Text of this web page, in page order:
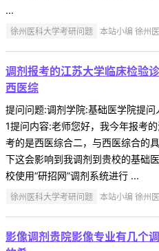
...
徐州医科大学考研问题 本站小编 徐州
调剂报考的江苏大学临床检验
西医综
提问问题:调剂学院:基础医学院提
1提问内容:老师您好，我今年报考
考的是西医综合二，与西医综合的
下这会影响到我调剂到贵校的基础
校使用“研招网”调剂系统进行 ...
徐州医科大学考研问题 本站小编 徐州
影像调剂贵院影像专业有几个